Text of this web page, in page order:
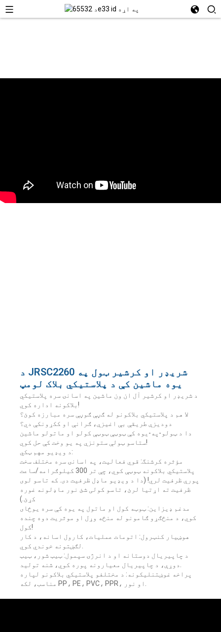
د JRSC2260 شریډر او کرشیر ټول په
یوه ماشین کې د پلاستيکي بلاک لومپ
د شریډر او کرشیر آل ان ون ماشین په اسانۍ سره پلاستيکي
بلاکونه اداره کوي!
لا هم د پلاستيکي بلاکونو له ګڼې ګوڼې سره مبارزه کوئ؟
دودیزې طریقې بې اغیزې، ګرانې او ککړونکې دي؟
دا د ټولو-په-یوه کې ټوټې ټوټې کولو او ماتولو ماشین
ستاسو ټولې ستونزې په یو وخت کې حل کوي!
د ویډیو مهم ټکي:
مؤثره کرشنگ: قوي فعالیت، په اسانۍ سره مختلف سخت
پلاستيکي بلاکونه ټوټې کوي، چې تر 300 کیلوګرامه/ساعت
پورې ظرفیت لري! (دا د ویډیو ماډل ظرفیت دی. که تاسو لوی
ظرفیت ته اړتیا لرئ، تاسو کولی شئ نور ماډلونه غوره
کړئ.)
مدغم ډیزاین: ټوټه کول او ماتول په یوه کې سره یوځای
کوي، د منځګړو ګامونو له منځه وړل او موثریت دوه چنده
کول!
هوښیار کنټرول: اتومات عملیات، کارول اسانه، د کار
د چاپیریال دوستانه او د انرژۍ سپمول: ټیټ شور، ټیټ
پراخه غوښتنلیکونه: د مختلفو پلاستيکي بلاکونو لپاره